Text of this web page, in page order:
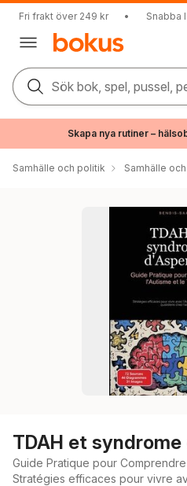
Fri frakt över 249 kr • Snabba
Sök bok, spel, pussel,
Skapa nya rutiner –
Samhälle och politik Samhälle
TDAH et
Guide Pratique pour
Stratégies efficaces pour vivre